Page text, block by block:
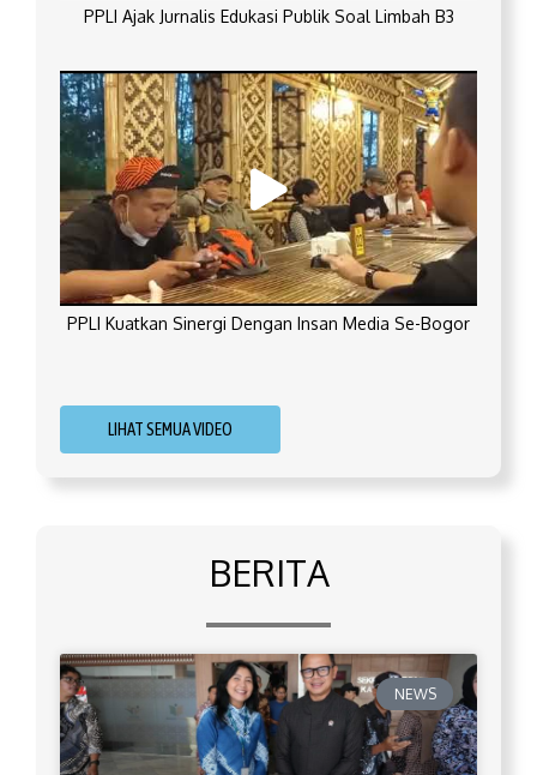
PPLI Ajak Jurnalis Edukasi Publik Soal Limbah B3
PPLI Kuatkan Sinergi Dengan Insan Media Se-Bogor
LIHAT SEMUA VIDEO
BERITA
NEWS